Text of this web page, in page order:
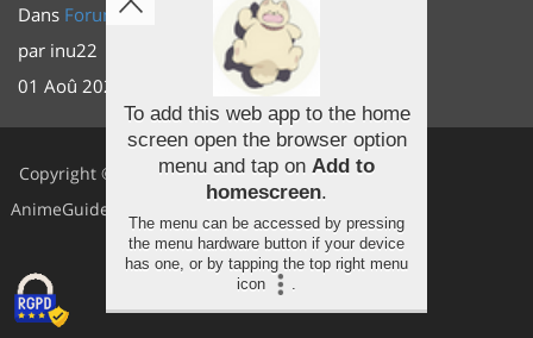
Dans Forum Principal
Actus (TV, vidéo, web)
par inu22
01 Aoû 2026 20:56
Copyright ©
AnimeGuides
Facebook
Youtube
Twitter
To add this web app to the home
screen open the browser option
menu and tap on Add to
homescreen.
The menu can be accessed by pressing
the menu hardware button if your device
has one, or by tapping the top right menu
icon
.